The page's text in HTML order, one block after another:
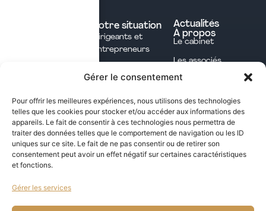
Gérer le consentement
Pour offrir les meilleures expériences, nous utilisons des technologies
telles que les cookies pour stocker et/ou accéder aux informations des
appareils. Le fait de consentir à ces technologies nous permettra de
traiter des données telles que le comportement de navigation ou les ID
uniques sur ce site. Le fait de ne pas consentir ou de retirer son
consentement peut avoir un effet négatif sur certaines caractéristiques
et fonctions.
Gérer les services
Courtage en
assurances
Votre situation
Dirigeants et
Entrepreneurs
Libérales
International
Actualités
À propos
Le cabinet
Les associés
L'équipe
Notre méthode
Les opportunités fiscales à saisir dans notre
newsletter mensuelle